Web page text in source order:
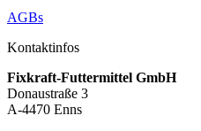
AGBs
Kontaktinfos
Fixkraft-Futtermittel GmbH
Donaustraße 3
A-4470 Enns